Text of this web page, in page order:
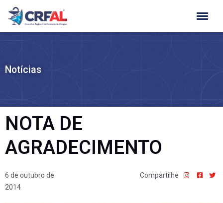
Ir
para
Notícias
NOTA DE
AGRADECIMENTO
6 de outubro de
2014
Compartilhe